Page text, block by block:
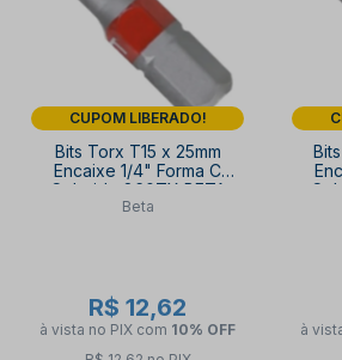
CUPOM LIBERADO!
Bits Torx T15 x 25mm
Encaixe 1/4" Forma C
Colorido 860TX BETA
Beta
R$ 12,62
à vista no PIX com 10% OFF
à